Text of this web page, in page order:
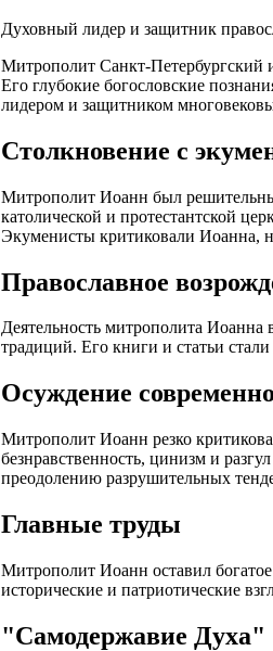
Духовный лидер и защитник
Митрополит Санкт-
Его глубокие богословские
лидером и защитником
Столкновение с
Митрополит Иоанн был
католической и протестантской
Экуменисты критиковали Иоанна,
Православное
Деятельность митрополита Иоанна
традиций. Его книги и статьи
Осуждение
Митрополит Иоанн резко
безнравственность, цинизм и
преодолению разрушительных
Главные труды
Митрополит Иоанн оставил
исторические и патриотические
"Самодержавие Духа"